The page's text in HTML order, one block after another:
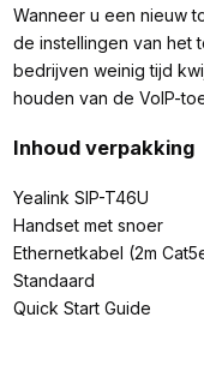
Wanneer u een nieuw
de instellingen van het
bedrijven weinig tijd
houden van de VoIP-
Inhoud verpakking
Yealink SIP-T46U
Handset met snoer
Ethernetkabel (2m
Standaard
Quick Start Guide